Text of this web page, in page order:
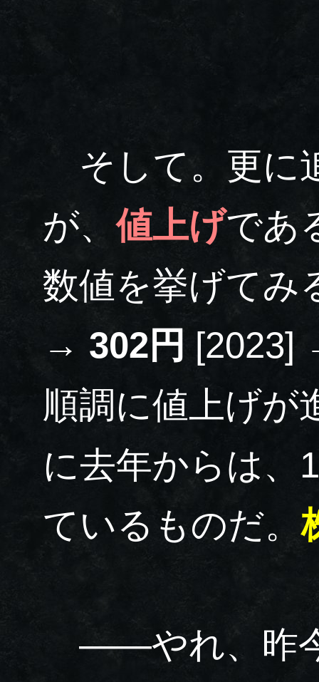
そして。更に
が、値上げであ
数値を挙げてみ
→ 302円
順調に値上げが
に去年からは、
ているものだ。
――やれ、昨